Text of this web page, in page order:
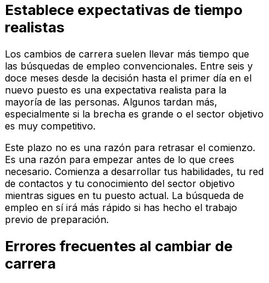
Establece expectativas de tiempo
realistas
Los cambios de carrera suelen llevar más tiempo que
las búsquedas de empleo convencionales. Entre seis y
doce meses desde la decisión hasta el primer día en el
nuevo puesto es una expectativa realista para la
mayoría de las personas. Algunos tardan más,
especialmente si la brecha es grande o el sector objetivo
es muy competitivo.
Este plazo no es una razón para retrasar el comienzo.
Es una razón para empezar antes de lo que crees
necesario. Comienza a desarrollar tus habilidades, tu red
de contactos y tu conocimiento del sector objetivo
mientras sigues en tu puesto actual. La búsqueda de
empleo en sí irá más rápido si has hecho el trabajo
previo de preparación.
Errores frecuentes al cambiar de
carrera